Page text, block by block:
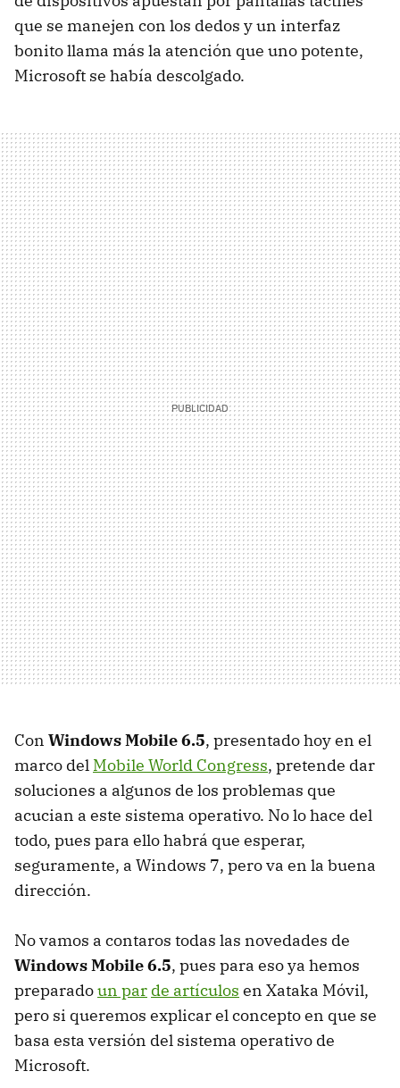
que se manejen con los dedos y un interfaz
bonito llama más la atención que uno potente,
Microsoft se había descolgado.
Con Windows Mobile 6.5, presentado hoy en el
marco del Mobile World Congress, pretende dar
soluciones a algunos de los problemas que
acucian a este sistema operativo. No lo hace del
todo, pues para ello habrá que esperar,
seguramente, a Windows 7, pero va en la buena
dirección.
No vamos a contaros todas las novedades de
Windows Mobile 6.5, pues para eso ya hemos
preparadoun par de artículos en Xataka Móvil,
pero si queremos explicar el concepto en que se
basa esta versión del sistema operativo de
Microsoft.